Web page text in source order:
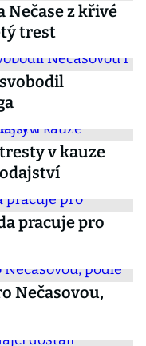
Nečase z křivé
trest
v kauze
pracuje pro
Nečasovou,